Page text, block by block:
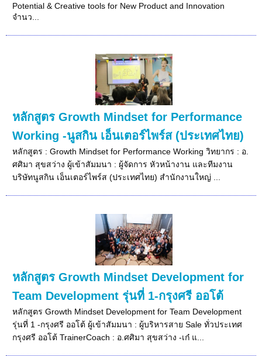
Potential & Creative tools for New Product and Innovation
จำนว...
หลักสูตร Growth Mindset for Performance
Working -นูสกิน เอ็นเตอร์ไพร์ส (ประเทศไทย)
หลักสูตร : Growth Mindset for Performance Working วิทยากร : อ.
ศศิมา สุขสว่าง ผู้เข้าสัมมนา : ผู้จัดการ หัวหน้างาน และทีมงาน
บริษัทนูสกิน เอ็นเตอร์ไพร์ส (ประเทศไทย) สำนักงานใหญ่ ...
หลักสูตร Growth Mindset Development for
Team Development รุ่นที่ 1-กรุงศรี ออโต้
หลักสูตร Growth Mindset Development for Team Development
รุ่นที่ 1 -กรุงศรี ออโต้ ผู้เข้าสัมมนา : ผู้บริหารสาย Sale ทั่วประเทศ
กรุงศรี ออโต้ TrainerCoach : อ.ศศิมา สุขสว่าง -เก๋ แ...